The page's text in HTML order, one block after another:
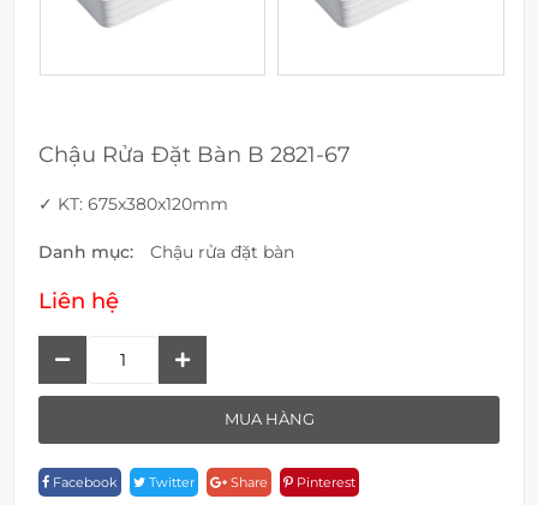
Chậu Rửa Đặt Bàn B 2821-67
✓ KT: 675x380x120mm
Danh mục: Chậu rửa đặt bàn
Liên hệ
B
2821-
MUA HÀNG
Facebook Twitter Share Pinterest